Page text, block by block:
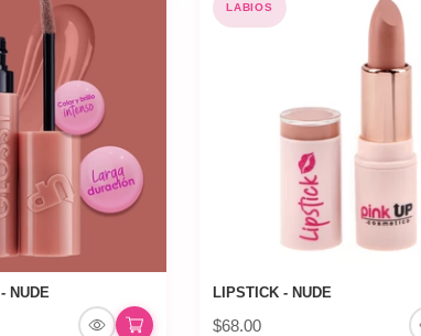
NUDE
LABIOS
LIPSTICK - NUDE
$68.00